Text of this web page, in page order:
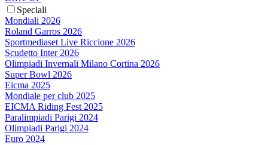
Speciali
Mondiali 2026
Roland Garros 2026
Sportmediaset Live Riccione 2026
Scudetto Inter 2026
Olimpiadi Invernali Milano Cortina 2026
Super Bowl 2026
Eicma 2025
Mondiale per club 2025
EICMA Riding Fest 2025
Paralimpiadi Parigi 2024
Olimpiadi Parigi 2024
Euro 2024